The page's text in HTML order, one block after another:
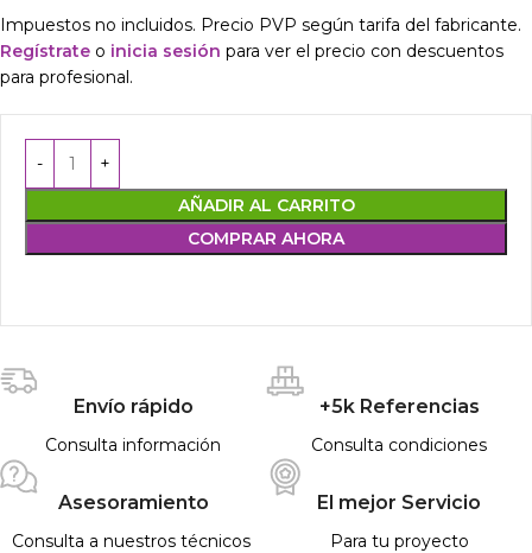
Impuestos no incluidos. Precio PVP según tarifa del fabricante.
Regístrate o inicia sesión para ver el precio con descuentos
para profesional.
AÑADIR AL CARRITO
COMPRAR AHORA
Envío rápido
Consulta información
+5k Referencias
Consulta condiciones
Asesoramiento
Consulta a nuestros técnicos
El mejor Servicio
Para tu proyecto